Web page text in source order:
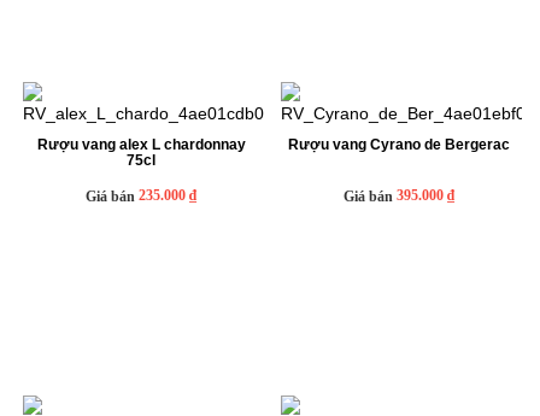
Rượu vang alex L chardonnay
75cl
Giá bán 235.000 ₫
Rượu vang Cyrano de Bergerac
Giá bán 395.000 ₫